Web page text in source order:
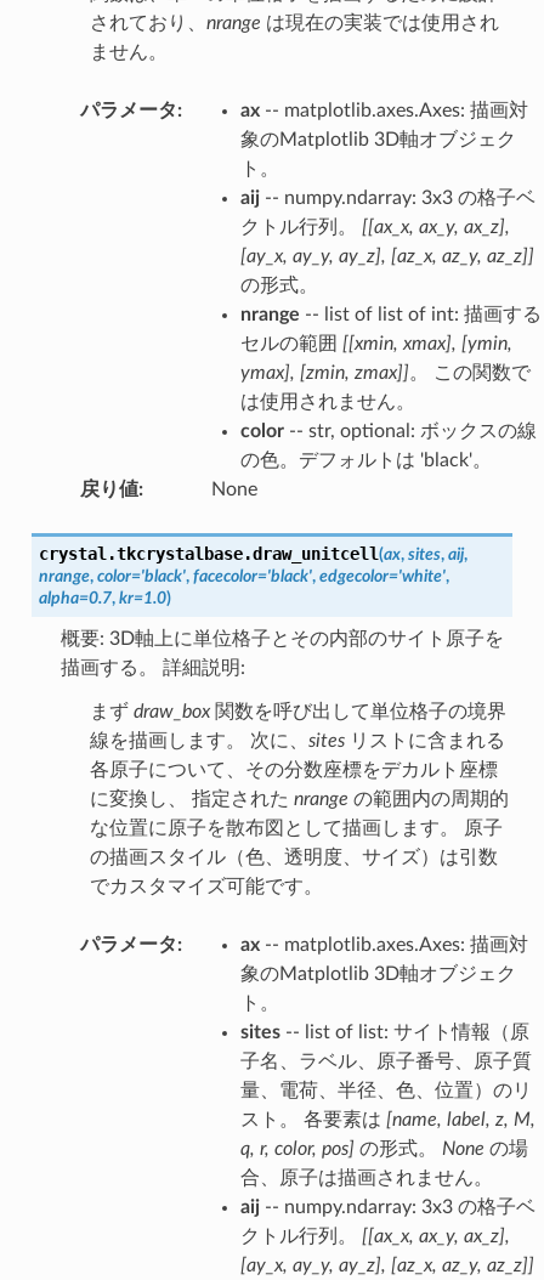
されており、 nrange は現在の実装では使用され
ません。
パラメータ: ax-- matplotlib.axes.Axes: 描画対
象のMatplotlib 3D軸オブジェク
ト。
aij-- numpy.ndarray: 3x3 の格子ベ
クトル行列。 [[ax_x, ax_y, ax_z],
[ay_x, ay_y, ay_z], [az_x, az_y, az_z]]
の形式。
nrange -- list of list of int: 描画する
セルの範囲 [[xmin, xmax], [ymin,
ymax], [zmin, zmax]]。 この関数で
は使用されません。
color-- str, optional: ボックスの線
の色。デフォルトは 'black'。
戻り値: None
crystal.tkcrystalbase.draw_unitcell(ax, sites, aij,
nrange, color='black', facecolor='black', edgecolor='white',
alpha=0.7, kr=1.0)
概要: 3D軸上に単位格子とその内部のサイト原子を
描画する。 詳細説明:
まず draw_box関数を呼び出して単位格子の境界
線を描画します。 次に、 sitesリストに含まれる
各原子について、その分数座標をデカルト座標
に変換し、 指定された nrange の範囲内の周期的
な位置に原子を散布図として描画します。 原子
の描画スタイル（色、透明度、サイズ）は引数
でカスタマイズ可能です。
パラメータ: ax-- matplotlib.axes.Axes: 描画対
象のMatplotlib 3D軸オブジェク
ト。
sites-- list of list: サイト情報（原
子名、ラベル、原子番号、原子質
量、電荷、半径、色、位置）のリ
スト。 各要素は [name, label, z, M,
q, r, color, pos] の形式。 None の場
合、原子は描画されません。
aij-- numpy.ndarray: 3x3 の格子ベ
クトル行列。 [[ax_x, ax_y, ax_z],
[ay_x, ay_y, ay_z], [az_x, az_y, az_z]]